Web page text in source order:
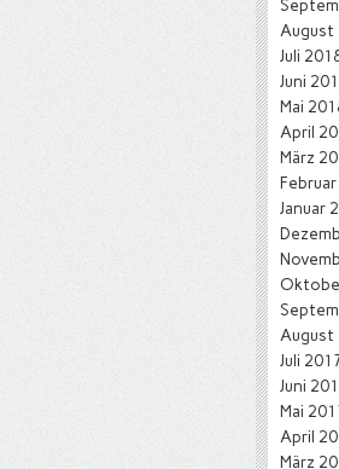
August
Juli
Juni
Mai
April
März
Januar
August
Juli
Juni
Mai
April
März